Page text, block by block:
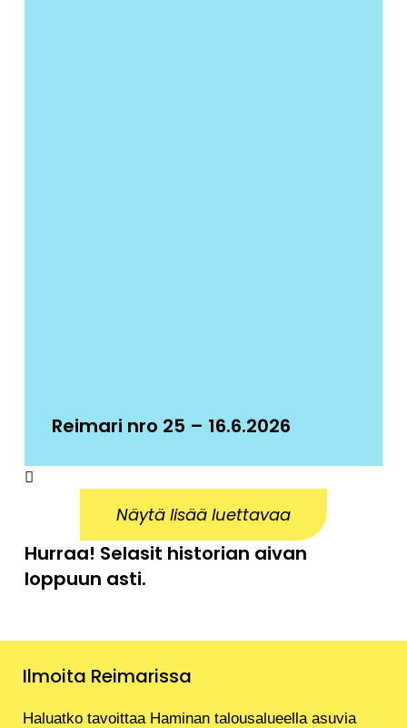
Reimari nro 25 – 16.6.2026
Näytä lisää luettavaa
Hurraa! Selasit historian aivan
loppuun asti.
Ilmoita Reimarissa
Haluatko tavoittaa Haminan talousalueella asuvia